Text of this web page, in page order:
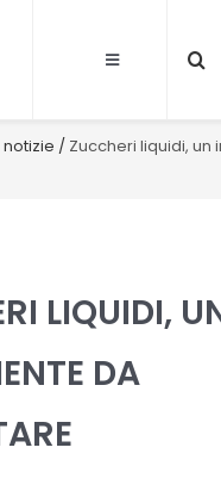
Toggle
Cerca
per:
/ Zuccheri liquidi, un
LIQUIDI,
DA